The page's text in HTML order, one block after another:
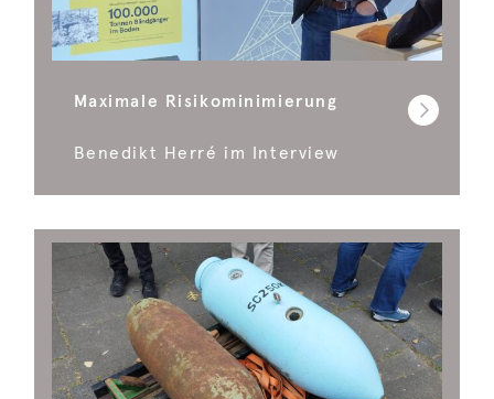
Maximale Risikominimierung
Benedikt Herré im Interview